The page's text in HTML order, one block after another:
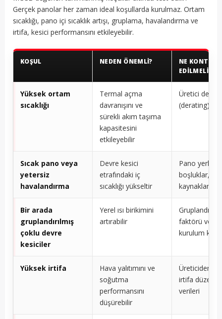
Gerçek panolar her zaman ideal koşullarda kurulmaz. Ortam
sıcaklığı, pano içi sıcaklık artışı, gruplama, havalandırma ve
irtifa, kesici performansını etkileyebilir.
KOŞUL NEDEN ÖNEMLI?
NE KONTROL
EDILMELI
Yüksek ortam
sıcaklığı
Termal açma
davranışını ve
sürekli akım taşıma
kapasitesini
etkileyebilir
Üretici değer
(derating)
Sıcak pano veya
yetersiz
havalandırma
Devre kesici
etrafındaki iç
sıcaklığı yükseltir
Pano
boşluklar, ısı
kaynakları
Bir arada
gruplandırılmış
çoklu devre
kesiciler
Yerel ısı birikimini
artırabilir
Gruplandırma
faktörü veya
kurulum
Yüksek irtifa
Hava yalıtımını ve
soğutma
performansını
düşürebilir
Üreticiden
irtifa
verileri